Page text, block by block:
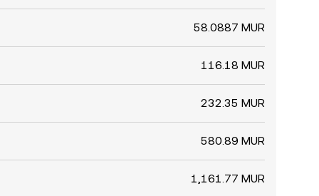
58.0887 MUR
116.18 MUR
232.35 MUR
580.89 MUR
1,161.77 MUR